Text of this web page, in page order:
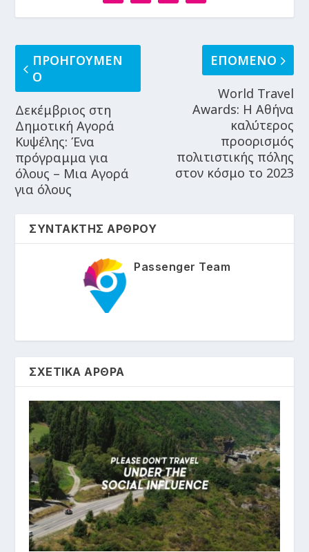
ΠΡΟΗΓΟΥΜΕΝ
Ο
Δεκέμβριος στη
Δημοτική Αγορά
Κυψέλης: Ένα
πρόγραμμα για
όλους – Μια Αγορά
για όλους
ΕΠΟΜΕΝΟ
World Travel
Awards: H Aθήνα
καλύτερος
προορισμός
πολιτιστικής πόλης
στον κόσμο το 2023
ΣΥΝΤΑΚΤΗΣ ΑΡΘΡΟΥ
Passenger Team
ΣΧΕΤΙΚΑ ΑΡΘΡΑ